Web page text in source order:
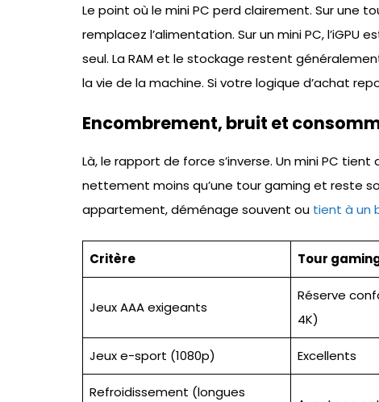
Le point où le mini PC perd clairement. Sur une
remplacez l’alimentation. Sur un mini PC,
seul. La RAM et le stockage restent
la vie de la machine. Si votre logique d’achat
Encombrement, bruit et
Là, le rapport de force s’inverse. Un mini PC
nettement moins qu’une tour gaming et reste
appartement, déménage souvent ou tient à un
Critère Tour
Jeux AAA exigeants
Réserve
4K)
Jeux e-sport (1080p) Excellents
Refroidissement (longues